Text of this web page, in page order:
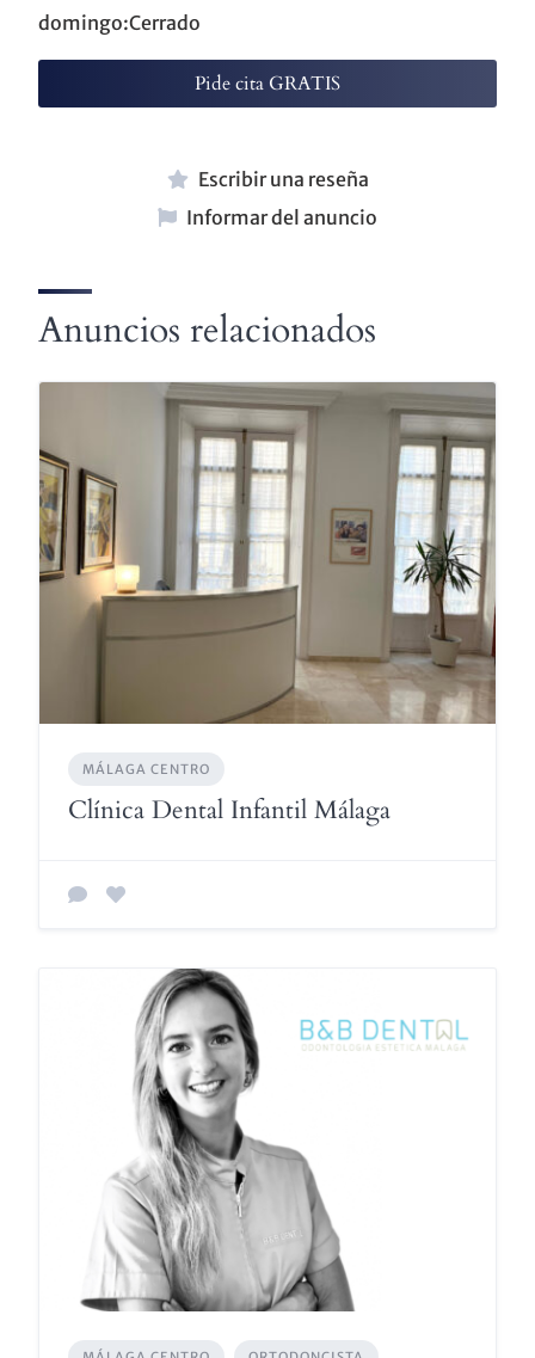
domingo:Cerrado
Pide cita GRATIS
Escribir una reseña
Informar del anuncio
Anuncios relacionados
MÁLAGA CENTRO
Clínica Dental Infantil Málaga